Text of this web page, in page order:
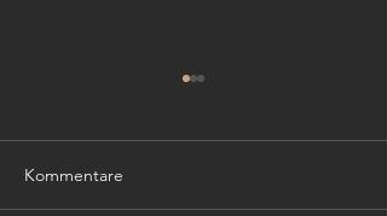
Kommentare